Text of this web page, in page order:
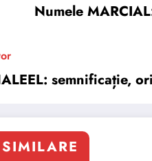
Numele
semnificație,